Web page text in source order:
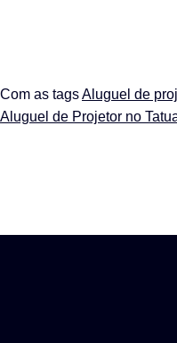
Com as tagsAluguel de
Aluguel de Projetor no